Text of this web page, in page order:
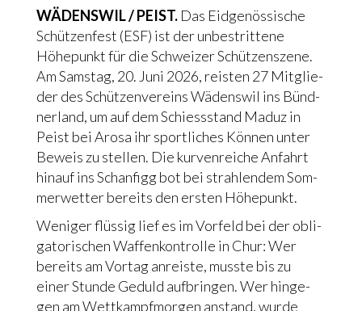
WÄDENSWIL / PEIST. Das Eid­ge­nös­si­sche
Schüt­zen­fest (ESF) ist der unbe­strit­te­ne
Höhe­punkt für die Schwei­zer Schüt­zen­sze­ne.
Am Sams­tag, 20. Juni 2026, rei­sten 27 Mit­glie­
der des Schüt­zen­ver­eins Wädens­wil ins Bünd­
ner­land, um auf dem Schiess­stand Maduz in
Peist bei Aro­sa ihr sport­li­ches Kön­nen unter
Beweis zu stel­len. Die kur­ven­rei­che Anfahrt
hin­auf ins Schanf­igg bot bei strah­len­dem Som­
mer­wet­ter bereits den ersten Höhe­punkt.
Weni­ger flüs­sig lief es im Vor­feld bei der obli­
ga­to­ri­schen Waf­fen­kon­trol­le in Chur: Wer
bereits am Vor­tag anrei­ste, muss­te bis zu
einer Stun­de Geduld auf­brin­gen. Wer hin­ge­
gen am Wett­kampf­mor­gen anstand, wur­de